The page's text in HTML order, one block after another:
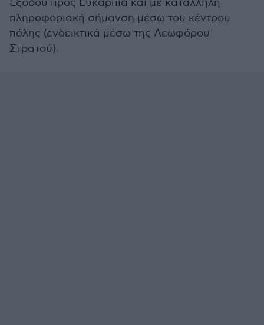
Εξόδου προς Ευκαρπία και με κατάλληλη
πληροφοριακή σήμανση μέσω του κέντρου
πόλης (ενδεικτικά μέσω της Λεωφόρου
Στρατού).